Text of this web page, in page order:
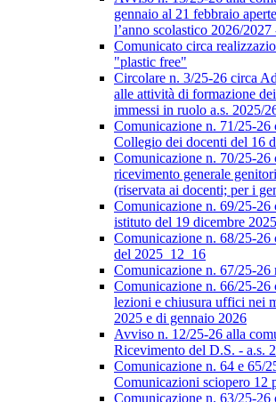
gennaio al 21 febbraio
l’anno scolastico 2026/
Comunicato circa
"plastic free"
Circolare n. 3/25-26 circa
alle attività di formazione
immessi in ruolo a.s. 2025/
Comunicazione n. 71/25-26
Collegio dei docenti del 16
Comunicazione n. 70/25-
ricevimento generale
(riservata ai docenti; per i
Comunicazione n. 69/25-26
istituto del 19 dicembre 2025
Comunicazione n. 68/25-26
del 2025_12_16
Comunicazione n. 67/25-26
Comunicazione n. 66/25-26
lezioni e chiusura uffici nei
2025 e di gennaio 2026
Avviso n. 12/25-26 alla
Ricevimento del D.S. - a.s.
Comunicazione n. 64 e 65/
Comunicazioni sciopero 12
Comunicazione n. 63/25-26